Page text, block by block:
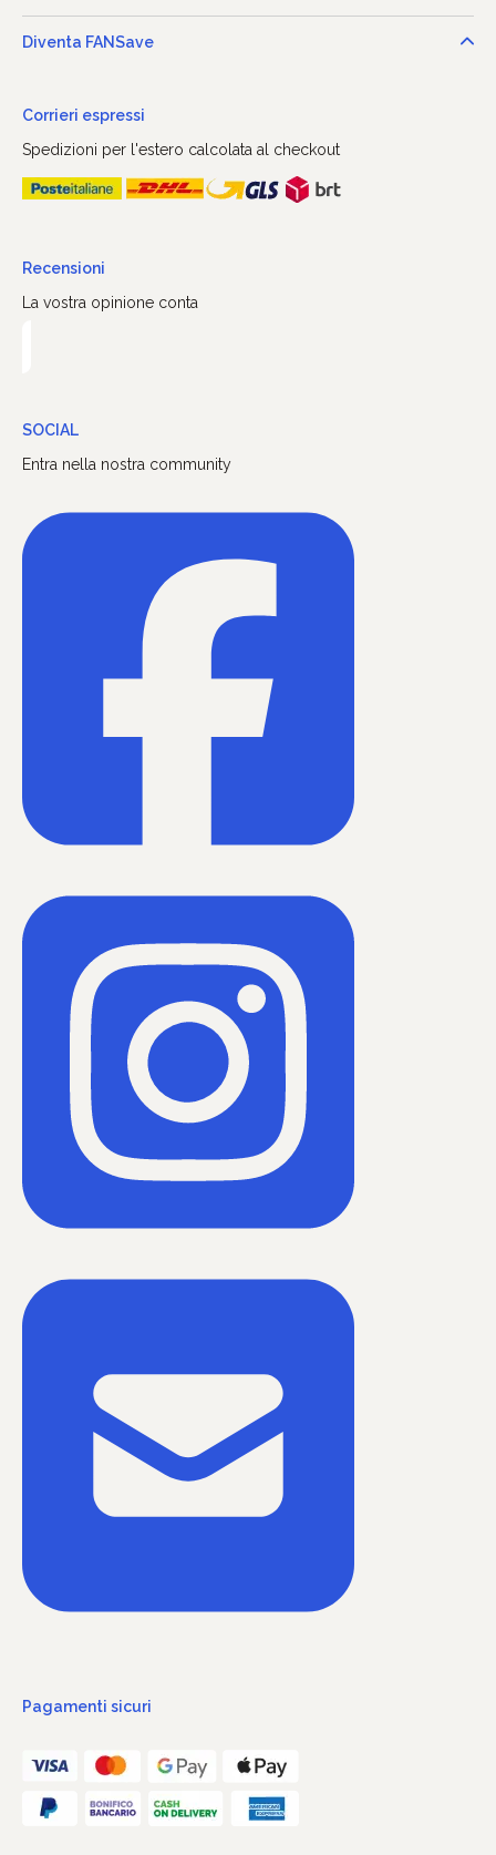
Diventa FANSave
Corrieri espressi
Spedizioni per l'estero calcolata al checkout
Recensioni
La vostra opinione conta
SOCIAL
Entra nella nostra community
Pagamenti sicuri